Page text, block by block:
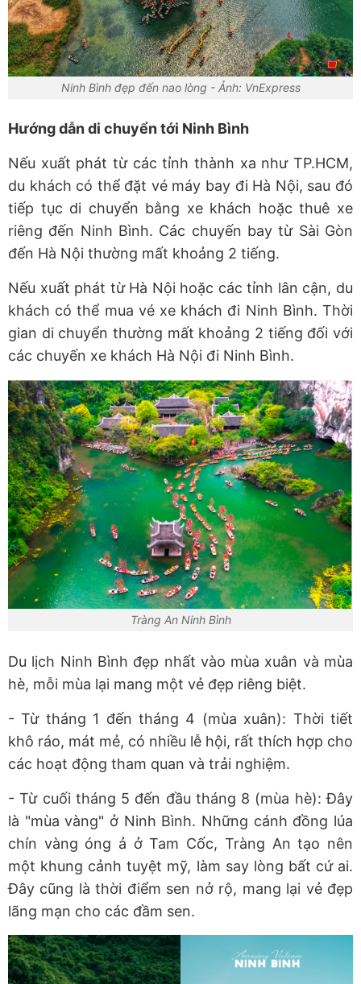
Ninh Bình đẹp đến nao lòng - Ảnh: VnExpress
Hướng dẫn di chuyển tới Ninh Bình
Nếu xuất phát từ các tỉnh thành xa như TP.HCM,
du khách có thể đặt vé máy bay đi Hà Nội, sau đó
tiếp tục di chuyển bằng xe khách hoặc thuê xe
riêng đến Ninh Bình. Các chuyến bay từ Sài Gòn
đến Hà Nội thường mất khoảng 2 tiếng.
Nếu xuất phát từ Hà Nội hoặc các tỉnh lân cận, du
khách có thể mua vé xe khách đi Ninh Bình. Thời
gian di chuyển thường mất khoảng 2 tiếng đối với
các chuyến xe khách Hà Nội đi Ninh Bình.
Tràng An Ninh Bình
Du lịch Ninh Bình đẹp nhất vào mùa xuân và mùa
hè, mỗi mùa lại mang một vẻ đẹp riêng biệt.
- Từ tháng 1 đến tháng 4 (mùa xuân): Thời tiết
khô ráo, mát mẻ, có nhiều lễ hội, rất thích hợp cho
các hoạt động tham quan và trải nghiệm.
- Từ cuối tháng 5 đến đầu tháng 8 (mùa hè): Đây
là "mùa vàng" ở Ninh Bình. Những cánh đồng lúa
chín vàng óng ả ở Tam Cốc, Tràng An tạo nên
một khung cảnh tuyệt mỹ, làm say lòng bất cứ ai.
Đây cũng là thời điểm sen nở rộ, mang lại vẻ đẹp
lãng mạn cho các đầm sen.